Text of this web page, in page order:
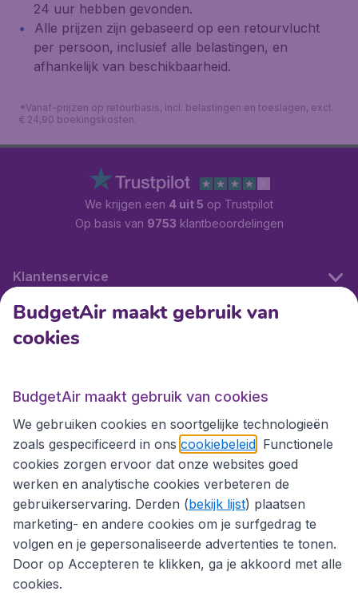
24 uur hebben gevonden.
Alle prijzen zijn gebaseerd op een retourvlucht
per persoon, inclusief alle belastingen, en
afhankelijk van beschikbaarheid.
*Vanaf-prijzen op retourbasis, incl. belastingen en toeslagen, excl.
€ 24,90 boekingskosten.
We krijgen een 4 uit 5 op Trustpilot
Op basis van 9753 klantbeoordelingen
Klantenservice
Internationale sites
Internationale sites
BudgetAir maakt gebruik van
cookies
BudgetAir maakt gebruik van cookies
We gebruiken cookies en soortgelijke technologieën
zoals gespecificeerd in ons cookiebeleid . Functionele
cookies zorgen ervoor dat onze websites goed
werken en analytische cookies verbeteren de
gebruikerservaring. Derden (bekijk lijst) plaatsen
marketing- en andere cookies om je surfgedrag te
volgen en je gepersonaliseerde advertenties te tonen.
Door op Accepteren te klikken, ga je akkoord met alle
cookies.